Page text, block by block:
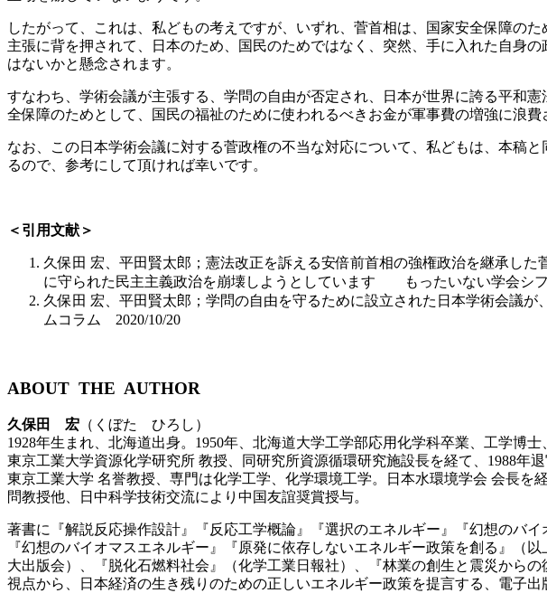
したがって、これは、私どもの考えですが、いずれ、菅首相は、国家安全保障の
主張に背を押されて、日本のため、国民のためではなく、突然、手に入れた自身
はないかと懸念されます。
すなわち、学術会議が主張する、学問の自由が否定され、日本が世界に誇る平和
全保障のためとして、国民の福祉のために使われるべきお金が軍事費の増強に浪
なお、この日本学術会議に対する菅政権の不当な対応について、私どもは、本稿
るので、参考にして頂ければ幸いです。
＜引用文献＞
久保田 宏、平田賢太郎；憲法改正を訴える安倍前首相の強権政治を継承し
に守られた民主主義政治を崩壊しようとしています もったいない学会シ
久保田 宏、平田賢太郎；学問の自由を守るために設立された日本学術会議
ムコラム 2020/10/20
ABOUT THE AUTHOR
久保田 宏 （くぼた ひろし）
1928年生まれ、北海道出身。1950年、北海道大学工学部応用化学科卒業、工学博士
東京工業大学資源化学研究所 教授、同研究所資源循環研究施設長を経て、1988年退
東京工業大学 名誉教授、専門は化学工学、化学環境工学。日本水環境学会 会長
問教授他、日中科学技術交流により中国友誼奨賞授与。
著書に『解説反応操作設計』『反応工学概論』『選択のエネルギー』『幻想のバイ
『幻想のバイオマスエネルギー』『原発に依存しないエネルギー政策を創る』（
大出版会）、『脱化石燃料社会』（化学工業日報社）、『林業の創生と震災から
視点から、日本経済の生き残りのための正しいエネルギー政策を提言する、電子